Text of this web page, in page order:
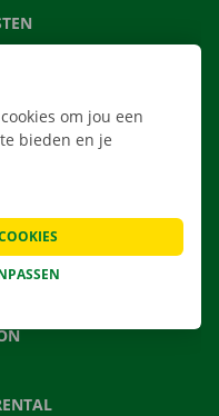
ONS
om jou een
bieden en je